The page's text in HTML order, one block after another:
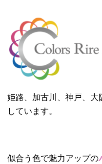
姫路、加古川、神戸、
しています。
似合う色で魅力アップの